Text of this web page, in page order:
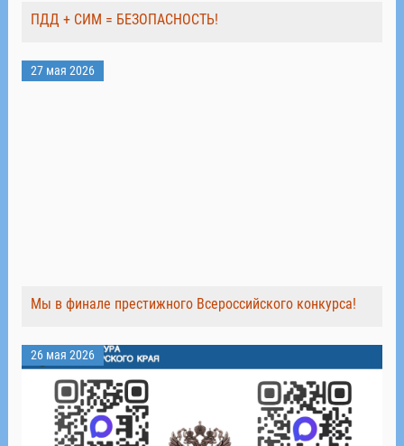
ПДД + СИМ = БЕЗОПАСНОСТЬ!
27 мая 2026
Мы в финале престижного Всероссийского конкурса!
26 мая 2026